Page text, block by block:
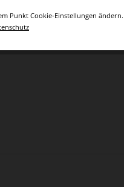
Punkt Cookie-Einstellungen ändern.